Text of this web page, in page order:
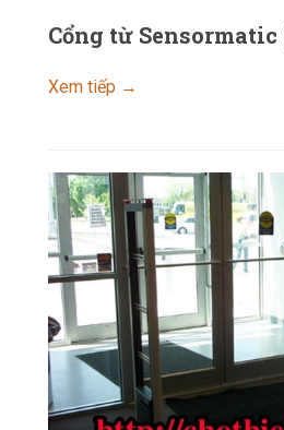
Cổng từ Sensormatic
Xem tiếp →